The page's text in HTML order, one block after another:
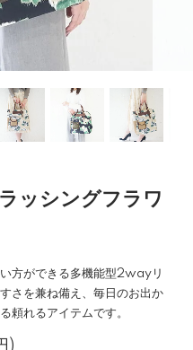
ッシングフラワ
方ができる多機能型2wayリ
さを兼ね備え、毎日のお出か
頼れるアイテムです。
)